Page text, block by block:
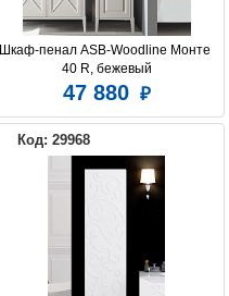
Шкаф-пенал ASB-Woodline Монте
40 R, бежевый
47 880
Код: 29968